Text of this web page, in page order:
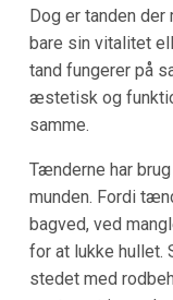
Dog er tanden
bare sin vitalitet
tand fungerer på
æstetisk og
samme.
Tænderne har
munden. Fordi
bagved, ved
for at lukke hullet.
stedet med